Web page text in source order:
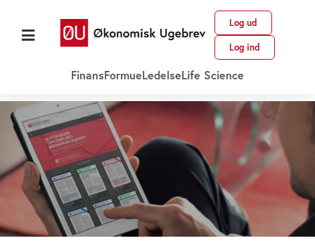
Log ud
Log ind
FinansFormueLedelseLife Science